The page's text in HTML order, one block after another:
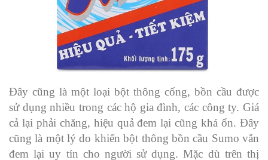
Đây cũng là một loại bột thông cống, bồn cầu được
sử dụng nhiều trong các hộ gia đình, các công ty. Giá
cả lại phải chăng, hiệu quả đem lại cũng khá ổn. Đây
cũng là một lý do khiến bột thông bồn cầu Sumo vẫn
đem lại uy tín cho người sử dụng. Mặc dù trên thị